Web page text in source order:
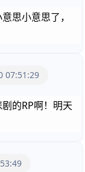
思小意思了，
07:51:29
的RP啊！明天